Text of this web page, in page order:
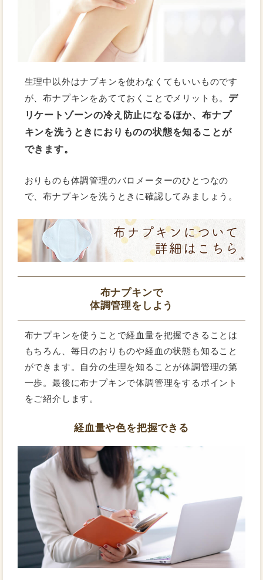
生理中以外はナプキンを使わなくてもいいものです
が、布ナプキンをあてておくことでメリットも。 デ
リケートゾーンの冷え防止になるほか、布ナプ
キンを洗うときにおりものの状態を知ることが
できます。
おりものも体調管理のバロメーターのひとつなの
で、布ナプキンを洗うときに確認してみましょう。
布ナプキンで
体調管理をしよう
布ナプキンを使うことで経血量を把握できることは
もちろん、毎日のおりものや経血の状態も知ること
ができます。自分の生理を知ることが体調管理の第
一歩。最後に布ナプキンで体調管理をするポイント
をご紹介します。
経血量や色を把握できる